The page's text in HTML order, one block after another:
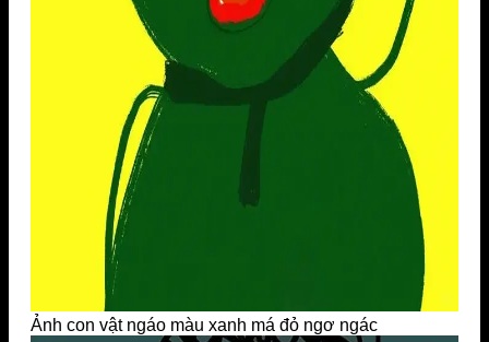
Ảnh con vật ngáo màu xanh má đỏ ngơ ngác